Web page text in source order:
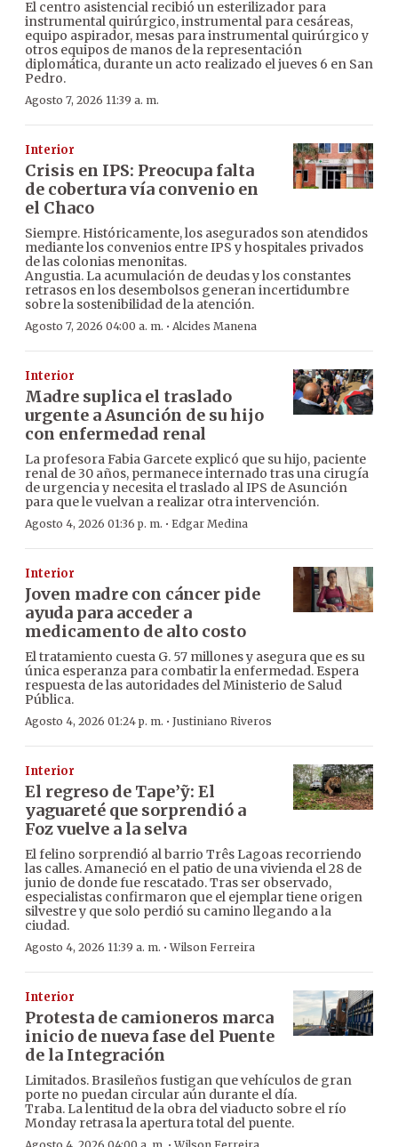
El centro asistencial recibió un esterilizador para
instrumental quirúrgico, instrumental para cesáreas,
equipo aspirador, mesas para instrumental quirúrgico y
otros equipos de manos de la representación
diplomática, durante un acto realizado el jueves 6 en San
Pedro.
Agosto 7, 2026 11:39 a. m.
Interior
Crisis en IPS: Preocupa falta
de cobertura vía convenio en
el Chaco
Siempre. Históricamente, los asegurados son atendidos
mediante los convenios entre IPS y hospitales privados
de las colonias menonitas.
Angustia. La acumulación de deudas y los constantes
retrasos en los desembolsos generan incertidumbre
sobre la sostenibilidad de la atención.
Agosto 7, 2026 04:00 a. m. · Alcides Manena
Interior
Madre suplica el traslado
urgente a Asunción de su hijo
con enfermedad renal
La profesora Fabia Garcete explicó que su hijo, paciente
renal de 30 años, permanece internado tras una cirugía
de urgencia y necesita el traslado al IPS de Asunción
para que le vuelvan a realizar otra intervención.
Agosto 4, 2026 01:36 p. m. · Edgar Medina
Interior
Joven madre con cáncer pide
ayuda para acceder a
medicamento de alto costo
El tratamiento cuesta G. 57 millones y asegura que es su
única esperanza para combatir la enfermedad. Espera
respuesta de las autoridades del Ministerio de Salud
Pública.
Agosto 4, 2026 01:24 p. m. · Justiniano Riveros
Interior
El regreso de Tape’ỹ: El
yaguareté que sorprendió a
Foz vuelve a la selva
El felino sorprendió al barrio Três Lagoas recorriendo
las calles. Amaneció en el patio de una vivienda el 28 de
junio de donde fue rescatado. Tras ser observado,
especialistas confirmaron que el ejemplar tiene origen
silvestre y que solo perdió su camino llegando a la
ciudad.
Agosto 4, 2026 11:39 a. m. ·Wilson Ferreira
Interior
Protesta de camioneros marca
inicio de nueva fase del Puente
de la Integración
Limitados. Brasileños fustigan que vehículos de gran
porte no puedan circular aún durante el día.
Traba. La lentitud de la obra del viaducto sobre el río
Monday retrasa la apertura total del puente.